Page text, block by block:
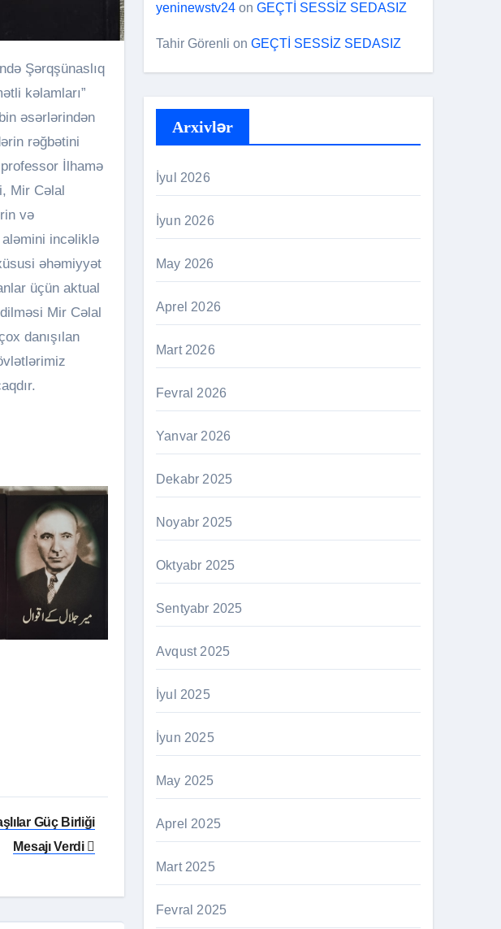
kəlamları”
əsərlərindən
rəğbətini
İlhamə
Mir Cəlal
və
aləmini incəliklə
əhəmiyyət
üçün aktual
Mir Cəlal
danışılan
Güç Birliği
Mesajı Verdi
yeninewstv24 on GEÇTİ SESSİZ SEDASIZ
Tahir Görenli on GEÇTİ SESSİZ SEDASIZ
Arxivlər
İyul 2026
İyun 2026
May 2026
Aprel 2026
Mart 2026
Fevral 2026
Yanvar 2026
Dekabr 2025
Noyabr 2025
Oktyabr 2025
Sentyabr 2025
Avqust 2025
İyul 2025
İyun 2025
May 2025
Aprel 2025
Mart 2025
Fevral 2025